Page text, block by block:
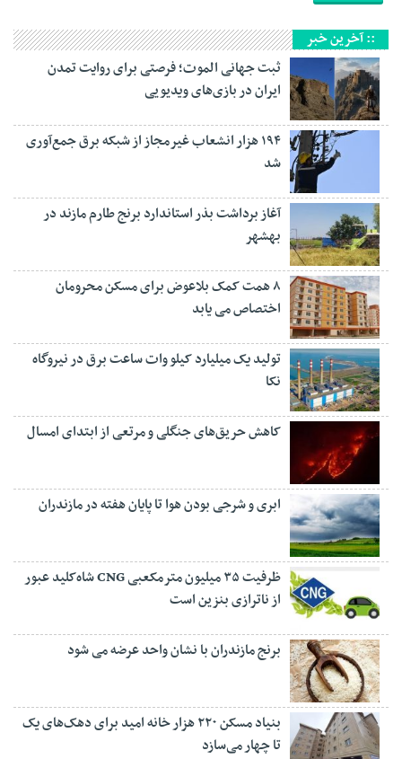
:: آخرین خبر
ثبت جهانی الموت؛ فرصتی برای روایت تمدن
ایران در بازی‌های ویدیویی
۱۹۴ هزار انشعاب غیرمجاز از شبکه برق جمع‌آوری
شد
آغاز برداشت بذر استاندارد برنج طارم مازند در
بهشهر
۸ همت کمک بلاعوض برای مسکن محرومان
اختصاص می یابد
تولید یک میلیارد کیلو وات ساعت برق در نیروگاه
نکا
کاهش حریق‌های جنگلی و مرتعی از ابتدای امسال
ابری و شرجی بودن هوا تا پایان هفته در مازندران
ظرفیت ۳۵ میلیون مترمکعبی CNG شاه‌کلید عبور
از ناترازی بنزین است
برنج مازندران با نشان واحد عرضه می شود
بنیاد مسکن ۲۲۰ هزار خانه امید برای دهک‌های یک
تا چهار می‌سازد